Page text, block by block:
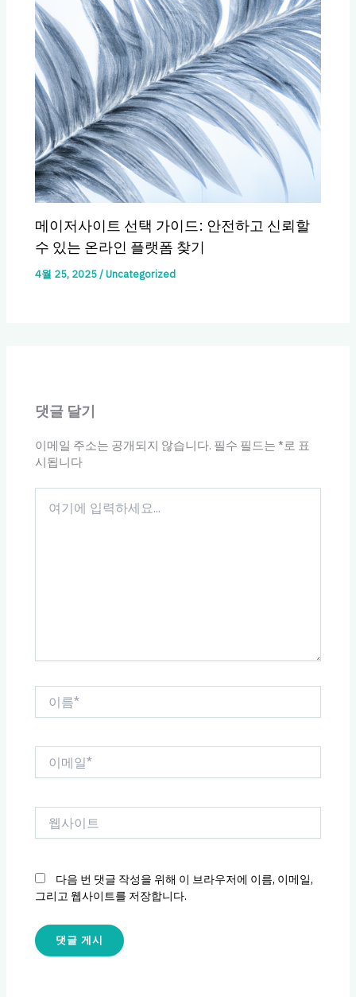
메이저사이트 선택 가이드: 안전하고 신뢰할
수 있는 온라인 플랫폼 찾기
4월 25, 2025/Uncategorized
댓글 달기
이메일 주소는 공개되지 않습니다. 필수 필드는*로 표
시됩니다
다음 번 댓글 작성을 위해 이 브라우저에 이름, 이메일,
그리고 웹사이트를 저장합니다.